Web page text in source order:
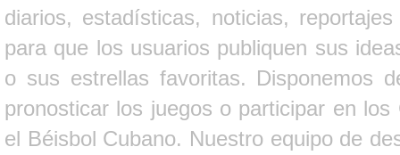
diarios, estadísticas, noticias,
para que los usuarios publiquen sus
o sus estrellas favoritas. Disponemos
pronosticar los juegos o participar en
el Béisbol Cubano. Nuestro equipo de